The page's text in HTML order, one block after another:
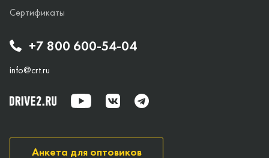
+7 800 600-54-04
info@crt.ru
Сертификаты
Анкета для оптовиков